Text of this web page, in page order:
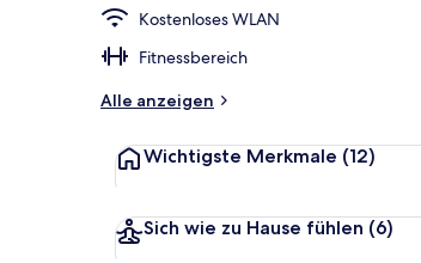
Kostenloses WLAN
Fitnessbereich
Alle anzeigen
Wichtigste Merkmale (12)
Sich wie zu Hause fühlen (6)